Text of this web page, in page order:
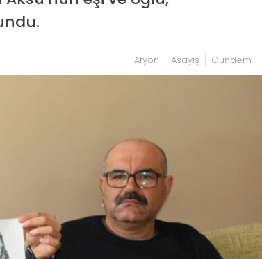
Afyon Asayiş Gündem